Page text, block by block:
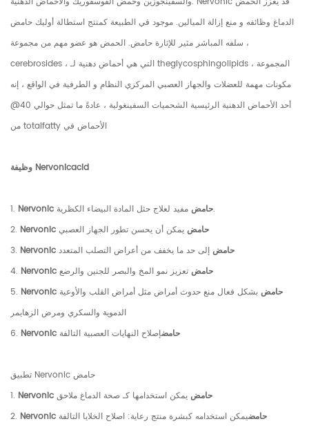
الدماغ وظائفه و منع إزالة الميالين. موجود في الطبيعة كمنتج استطالة أوليك حامض
، سلفه المباشر مثير للإثارة حامض. الحمض هو عضو مهم من مجموعة
cerebrosides ، التي هي أحماض دهنية لـ theglycosphingolipids المجموعة ،
مكونات مهمة للعضلات والجهاز العصبي المركزي النظام و الطرفية في الواقع ، إنه
أحد الأحماض الدهنية الرئيسية الشحميات السفينغولية ، عادةً ما تمثل حوالي 40@
من totalfatty الأحماض في
وظيفة Nervonicacid
1. Nervonic حامضمفيد لعلاج حثل المادة البيضاء الكظرية.
2.
Nervonic حامض يمكن أن يحسن تطور الجهاز العصبي
3.
Nervonic حامض إلى حد ما يخفف من أعراض التصلب المتعدد
4.
Nervonic حامض تعزيز نمو المخ والبصر للجنين والرضع
5.
Nervonic حامض بشكل فعال منع حدوث أمراض مثل أمراض القلب والأوعية
الدموية والسكري ومرض الزهايمر
6.
Nervonic حامضإصلاح النهايات العصبية التالفة
تطبيق Nervonic حامض
1.
Nervonic حامض يمكن استخدامها كـ صحة الدماغ ملاحق
2.
Nervonic حامضيمكن استخدامه كبشرة منتج رعاية: اصلاح الخلايا التالفة